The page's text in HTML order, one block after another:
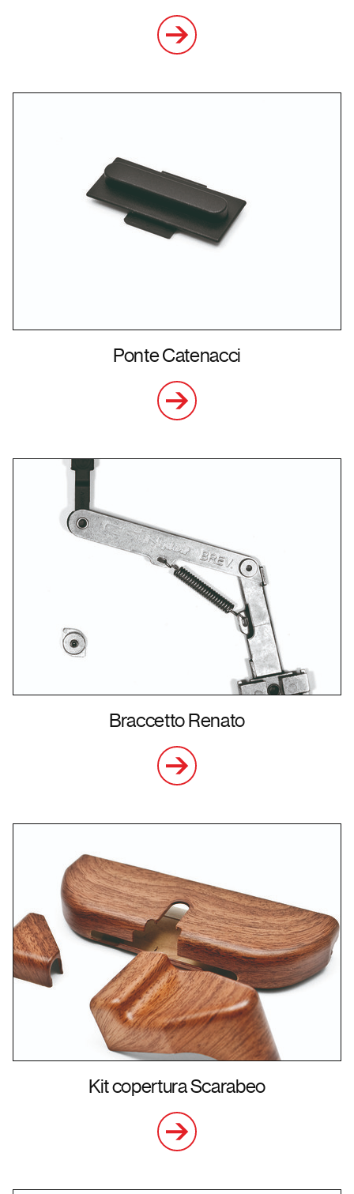
Ponte Catenacci
Braccetto Renato
Kit copertura Scarabeo